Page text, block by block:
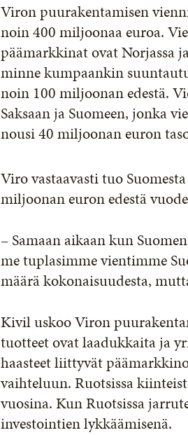
Viron puurakentamisen
noin 400 miljoonaa euroa.
päämarkkinat ovat Norjassa
minne kumpaankin
noin 100 miljoonan edestä.
Saksaan ja Suomeen, jonka
nousi 40 miljoonan euron
Viro vastaavasti tuo
miljoonan euron edestä
– Samaan aikaan kun
me tuplasimme vientimme
määrä kokonaisuudesta,
Kivil uskoo Viron
tuotteet ovat laadukkaita ja
haasteet liittyvät
vaihteluun. Ruotsissa
vuosina. Kun Ruotsissa
investointien lykkäämisenä.